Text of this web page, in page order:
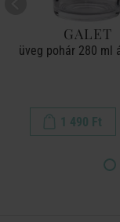
GALET
üveg pohár 280 ml
1 490 Ft